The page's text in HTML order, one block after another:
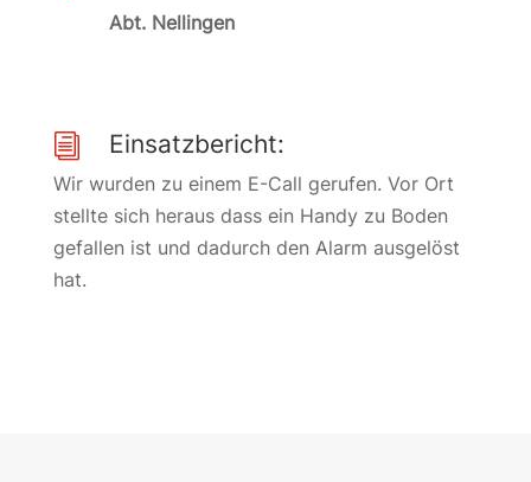
Abt. Nellingen
i Einsatzbericht:
Wir wurden zu einem E-Call gerufen. Vor Ort
stellte sich heraus dass ein Handy zu Boden
gefallen ist und dadurch den Alarm ausgelöst
hat.